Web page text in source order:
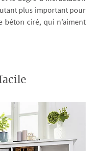
plus important pour
béton ciré, qui n’aiment